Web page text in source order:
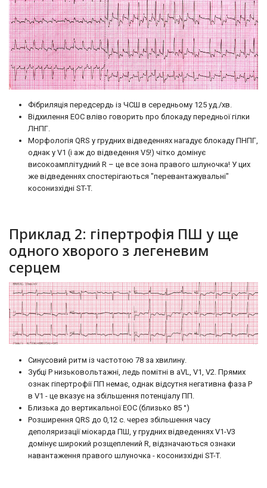
Фібриляція передсердь із ЧСШ в середньому 125 уд./хв.
Відхилення ЕОС вліво говорить про блокаду передньої гілки
ЛНПГ.
Морфологія QRS у грудних відведеннях нагадує блокаду ПНПГ,
однак у V1 (і аж до відведення V5!) чітко домінує
високоамплітудний R – це все зона правого шлуночка! У цих
же відведеннях спостерігаються "перевантажувальні"
косонизхідні ST-T.
Приклад 2: гіпертрофія ПШ у ще
одного хворого з легеневим
серцем
Синусовий ритм із частотою 78 за хвилину.
Зубці Р низьковольтажні, ледь помітні в aVL, V1, V2. Прямих
ознак гіпертрофії ПП немає, однак відсутня негативна фаза Р
в V1 - це вказує на збільшення потенціалу ПП.
Близька до вертикальної ЕОС (близько 85 °)
Розширення QRS до 0,12 с. через збільшення часу
деполяризації міокарда ПШ, у грудних відведеннях V1-V3
домінує широкий розщеплений R, відзначаються ознаки
навантаження правого шлуночка - косонизхідні ST-T.